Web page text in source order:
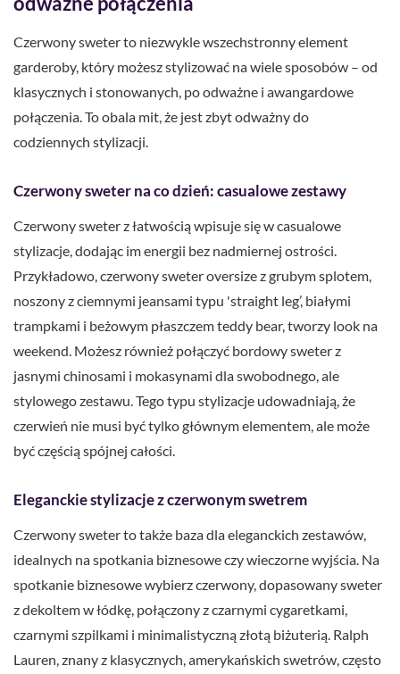
Czerwony sweter to niezwykle wszechstronny element
garderoby, który możesz stylizować na wiele sposobów – od
klasycznych i stonowanych, po odważne i awangardowe
połączenia. To obala mit, że jest zbyt odważny do
codziennych stylizacji.
Czerwony sweter na co dzień: casualowe zestawy
Czerwony sweter z łatwością wpisuje się w casualowe
stylizacje, dodając im energii bez nadmiernej ostrości.
Przykładowo, czerwony sweter oversize z grubym splotem,
noszony z ciemnymi jeansami typu 'straight leg’, białymi
trampkami i beżowym płaszczem teddy bear, tworzy look na
weekend. Możesz również połączyć bordowy sweter z
jasnymi chinosami i mokasynami dla swobodnego, ale
stylowego zestawu. Tego typu stylizacje udowadniają, że
czerwień nie musi być tylko głównym elementem, ale może
być częścią spójnej całości.
Eleganckie stylizacje z czerwonym swetrem
Czerwony sweter to także baza dla eleganckich zestawów,
idealnych na spotkania biznesowe czy wieczorne wyjścia. Na
spotkanie biznesowe wybierz czerwony, dopasowany sweter
z dekoltem w łódkę, połączony z czarnymi cygaretkami,
czarnymi szpilkami i minimalistyczną złotą biżuterią. Ralph
Lauren, znany z klasycznych, amerykańskich swetrów, często